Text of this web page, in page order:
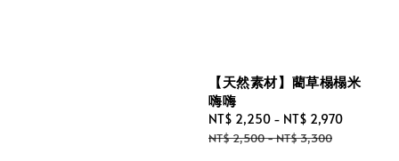
【天然素材】藺草榻榻米
嗨嗨
Sale
price
NT$ 2,250 - NT$ 2,970
NT$ 2,500-NT$ 3,300